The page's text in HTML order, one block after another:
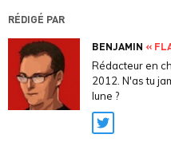
RÉDIGÉ PAR
BENJAMIN «
Rédacteur en
2012. N'as tu
lune ?
Twitter